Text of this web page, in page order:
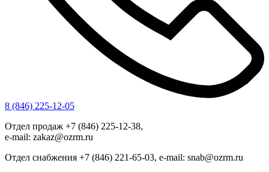
8 (846) 225-12-05
Отдел продаж +7 (846) 225-12-38,
e-mail: zakaz@ozrm.ru
Отдел снабжения +7 (846) 221-65-03, e-mail: snab@ozrm.ru